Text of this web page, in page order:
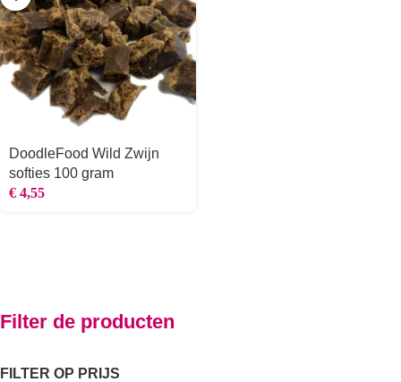
Filter de producten
FILTER OP PRIJS
DoodleFood Wild Zwijn
softies 100 gram
€ 4,55